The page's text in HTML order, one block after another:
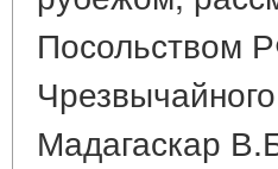
Посольством
Мадагаскар